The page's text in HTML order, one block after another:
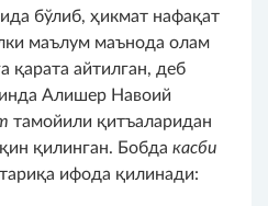
бўлиб, ҳикмат нафақат
маълум маънода олам
қарата айтилган, деб
Алишер Навоий
тамойили қитъаларидан
қилинган. Бобда касби
ифода қилинади: